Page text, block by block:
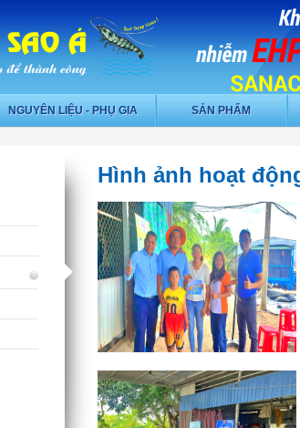
NGUYÊN LIỆU - PHỤ GIA SẢN PHẨM
Hình ảnh hoạt